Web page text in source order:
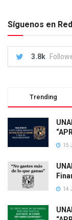
Síguenos en
3.8k
Trending
15
14